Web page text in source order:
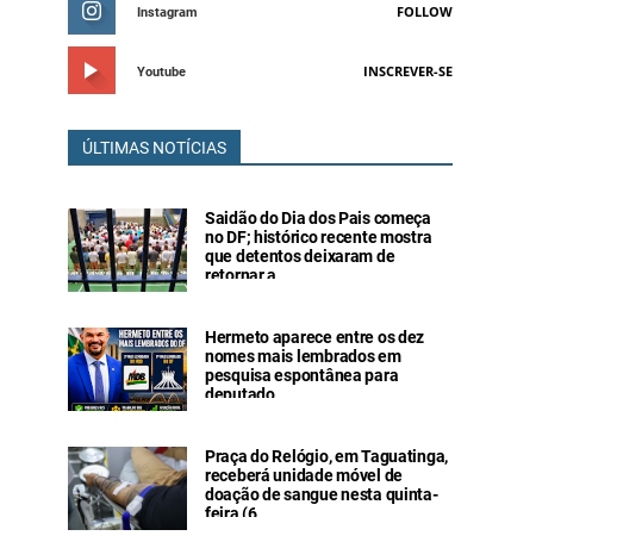
Instagram FOLLOW
Youtube INSCREVER-SE
ÚLTIMAS NOTÍCIAS
Saidão do Dia dos Pais começa
no DF; histórico recente mostra
que detentos deixaram de
retornar a
Hermeto aparece entre os dez
nomes mais lembrados em
pesquisa espontânea para
deputado
Praça do Relógio, em Taguatinga,
receberá unidade móvel de
doação de sangue nesta quinta-
feira (6